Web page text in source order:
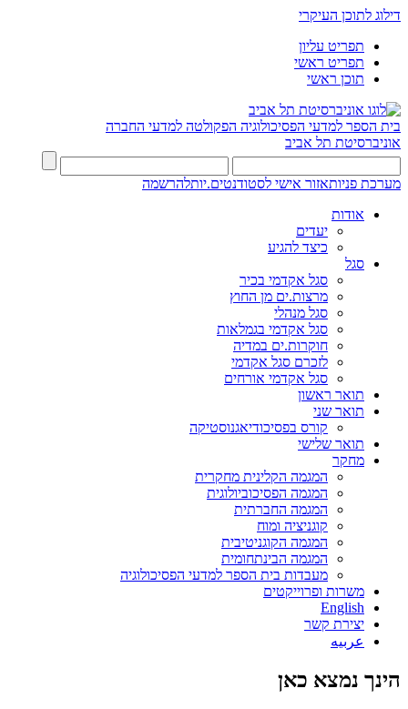
דילוג לתוכן העיקרי
תפריט עליון
תפריט ראשי
תוכן ראשי
בית הספר למדעי הפסיכולוגיה הפקולטה למדעי החברה
אוניברסיטת תל אביב
מערכת פניותאזור אישי לסטודנטים.יותלהרשמה
אודות
יעדים
כיצד להגיע
סגל
סגל אקדמי בכיר
מרצות.ים מן החוץ
סגל מנהלי
סגל אקדמי בגמלאות
חוקרות.ים במדיה
לזכרם סגל אקדמי
סגל אקדמי אורחים
תואר ראשון
תואר שני
קורס בפסיכודיאגנוסטיקה
תואר שלישי
מחקר
המגמה הקלינית מחקרית
המגמה הפסיכוביולוגית
המגמה החברתית
קוגניציה ומוח
המגמה הקוגניטיבית
המגמה הבינתחומית
מעבדות בית הספר למדעי הפסיכולוגיה
משרות ופרוייקטים
English
יצירת קשר
عربيه
הינך נמצא כאן